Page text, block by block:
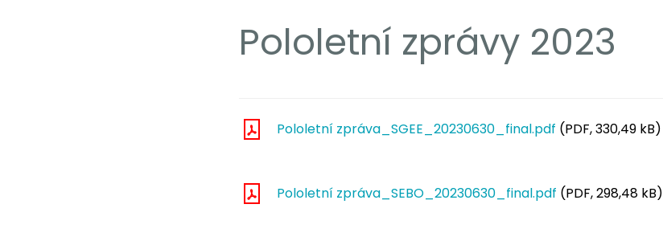
Pololetní zprávy 2023
Pololetní zpráva_SGEE_20230630_final.pdf (PDF, 330,49 kB)
Pololetní zpráva_SEBO_20230630_final.pdf (PDF, 298,48 kB)